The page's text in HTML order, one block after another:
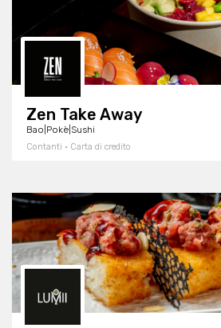
Zen Take Away
Bao|Pokè|Sushi
Contanti · Carta di credito